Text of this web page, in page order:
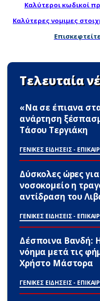
Καλύτεροι κωδικοί
Καλύτερες νομιμες
Τελευταία
«Να σε έπιανα
ανάρτηση
Τάσου Τεργιάκη
ΓΕΝΙΚΕΣ ΕΙΔΗΣΕΙΣ -
Δύσκολες ώpες
νοσοκομείο η
αντίδραση του
ΓΕΝΙΚΕΣ ΕΙΔΗΣΕΙΣ -
Δέσποινα Βανδή:
νόημα μετά τις
Χρήστο Μάστορα
ΓΕΝΙΚΕΣ ΕΙΔΗΣΕΙΣ -